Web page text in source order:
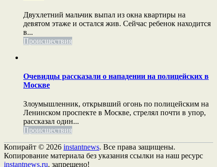
Двухлетний мальчик выпал из окна квартиры на
девятом этаже и остался жив. Сейчас ребенок находится
в...
Происшествия
Очевидцы рассказали о нападении на полицейских в
Москве
Злоумышленник, открывший огонь по полицейским на
Ленинском проспекте в Москве, стрелял почти в упор,
рассказал один...
Происшествия
Копирайт © 2026 instantnews. Все права защищены.
Копирование материала без указания ссылки на наш ресурс
instantnews.ru. запрещено!